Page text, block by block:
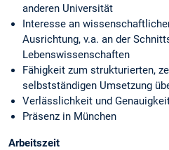
anderen Universität
Interesse an
Ausrichtung, v.a. an der
Lebenswissenschaften
Fähigkeit zum strukturierten,
selbstständigen Umsetzung
Verlässlichkeit und
Präsenz in München
Arbeitszeit